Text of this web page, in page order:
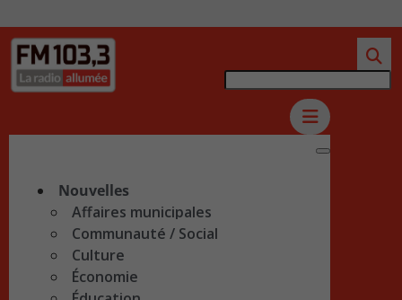
Nouvelles
Affaires municipales
Communauté / Social
Culture
Économie